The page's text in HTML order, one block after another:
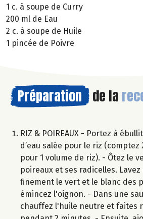
1 c. à soupe de Curry
200 ml de Eau
2 c. à soupe de Huile
1 pincée de Poivre
Préparation de la
RIZ & POIREAUX - Portez à
d’eau salée pour le riz (comptez
pour 1 volume de riz). - Ôtez le
poireaux et ses radicelles.
finement le vert et le blanc des
émincez l'oignon. - Dans une
chauffez l'huile neutre et faites